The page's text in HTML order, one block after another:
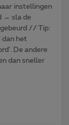
instellingen
→ sla de
gebeurd // Tip:
dan het
De andere
dan sneller